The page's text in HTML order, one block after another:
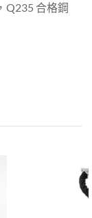
Q235 合格鋼